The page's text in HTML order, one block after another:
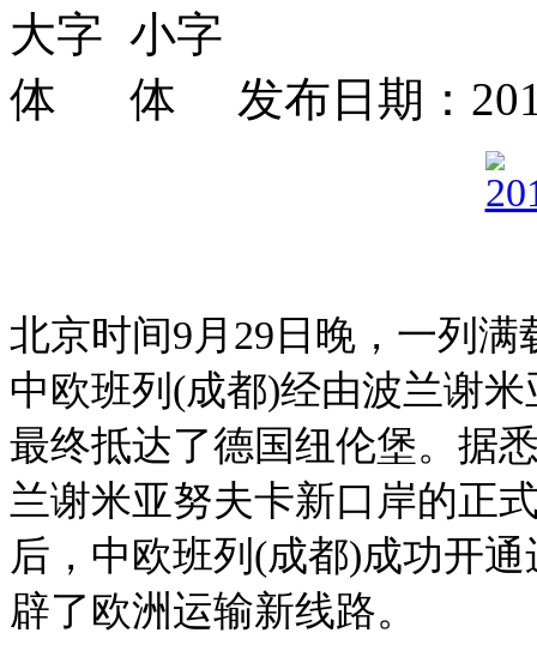
发布日期：
北京时间9月29日晚，一列
中欧班列(成都)经由波兰谢
最终抵达了德国纽伦堡。据
兰谢米亚努夫卡新口岸的正
后，中欧班列(成都)成功开
辟了欧洲运输新线路。